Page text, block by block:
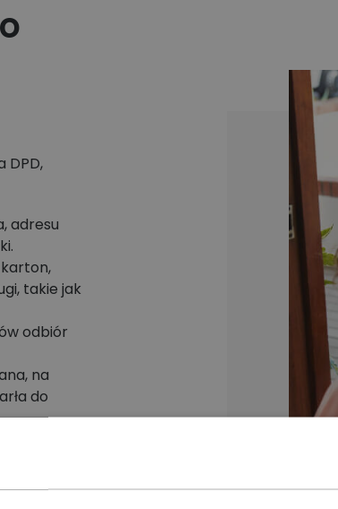
DPD,
adresu
takie jak
odbiór
na
do
a
ją do
jest